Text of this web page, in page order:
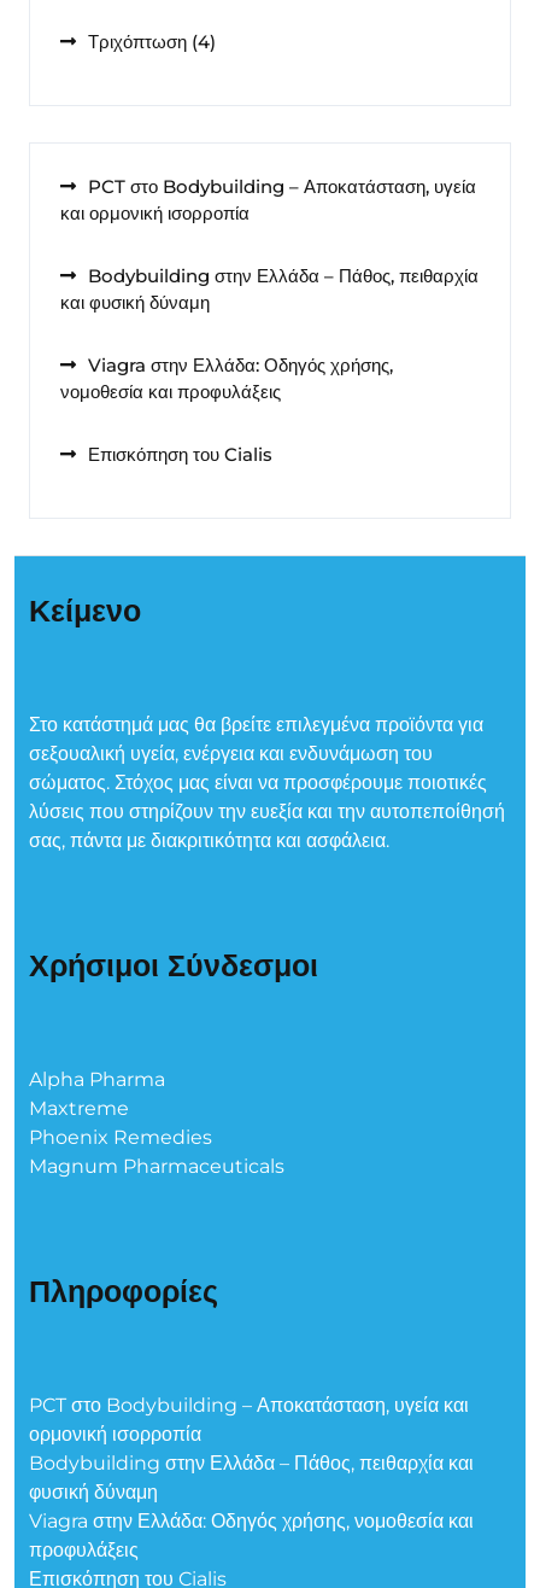
Τριχόπτωση 44
PCT στο Bodybuilding – Αποκατάσταση, υγεία
και ορμονική ισορροπία
Bodybuilding στην Ελλάδα – Πάθος, πειθαρχία
και φυσική δύναμη
Viagra στην Ελλάδα: Οδηγός χρήσης,
νομοθεσία και προφυλάξεις
Επισκόπηση του Cialis
Κείμενο
Στο κατάστημά μας θα βρείτε επιλεγμένα προϊόντα για
σεξουαλική υγεία, ενέργεια και ενδυνάμωση του
σώματος. Στόχος μας είναι να προσφέρουμε ποιοτικές
λύσεις που στηρίζουν την ευεξία και την αυτοπεποίθησή
σας, πάντα με διακριτικότητα και ασφάλεια.
Χρήσιμοι Σύνδεσμοι
Alpha Pharma
Maxtreme
Phoenix Remedies
Magnum Pharmaceuticals
Πληροφορίες
PCT στο Bodybuilding – Αποκατάσταση, υγεία και
ορμονική ισορροπία
Bodybuilding στην Ελλάδα – Πάθος, πειθαρχία και
φυσική δύναμη
Viagra στην Ελλάδα: Οδηγός χρήσης, νομοθεσία και
προφυλάξεις
Επισκόπηση του Cialis